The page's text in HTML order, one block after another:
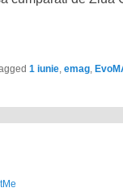
1 iunie, emag,